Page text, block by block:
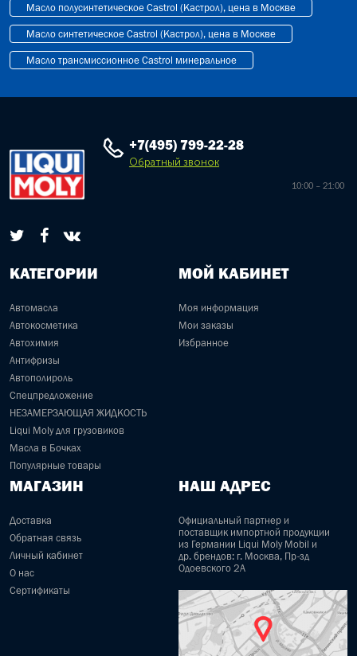
Масло полусинтетическое Castrol (Кастрол), цена в Москве
Масло синтетическое Castrol (Кастрол), цена в Москве
Масло трансмиссионное Castrol минеральное
+7(495) 799-22-28
Обратный звонок
10:00 – 21:00
КАТЕГОРИИ
Автомасла
Автокосметика
Автохимия
Антифризы
Автополироль
Спецпредложение
НЕЗАМЕРЗАЮЩАЯ ЖИДКОСТЬ
Liqui Moly для грузовиков
Масла в Бочках
Популярные товары
МОЙ КАБИНЕТ
Моя информация
Мои заказы
Избранное
МАГАЗИН
Доставка
Обратная связь
Личный кабинет
О нас
Сертификаты
НАШ АДРЕС
Официальный партнер и
поставщик импортной продукции
из Германии Liqui Moly Mobil и
др. брендов: г. Москва, Пр-зд
Одоевского 2А